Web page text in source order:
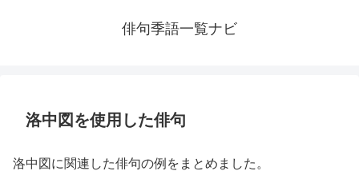
俳句季語一覧ナビ
洛中図を使用した俳句
洛中図に関連した俳句の例をまとめました。